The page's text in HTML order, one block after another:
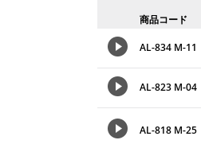
商品コード
AL-834 M-11
AL-823 M-04
AL-818 M-25